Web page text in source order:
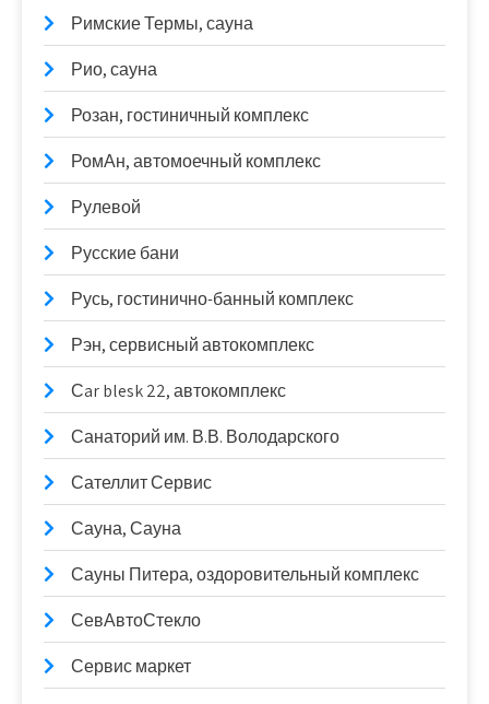
Римские Термы, сауна
Рио, сауна
Розан, гостиничный комплекс
РомАн, автомоечный комплекс
Рулевой
Русские бани
Русь, гостинично-банный комплекс
Рэн, сервисный автокомплекс
Сar blesk 22, автокомплекс
Санаторий им. В.В. Володарского
Сателлит Сервис
Сауна, Сауна
Сауны Питера, оздоровительный комплекс
СевАвтоСтекло
Сервис маркет